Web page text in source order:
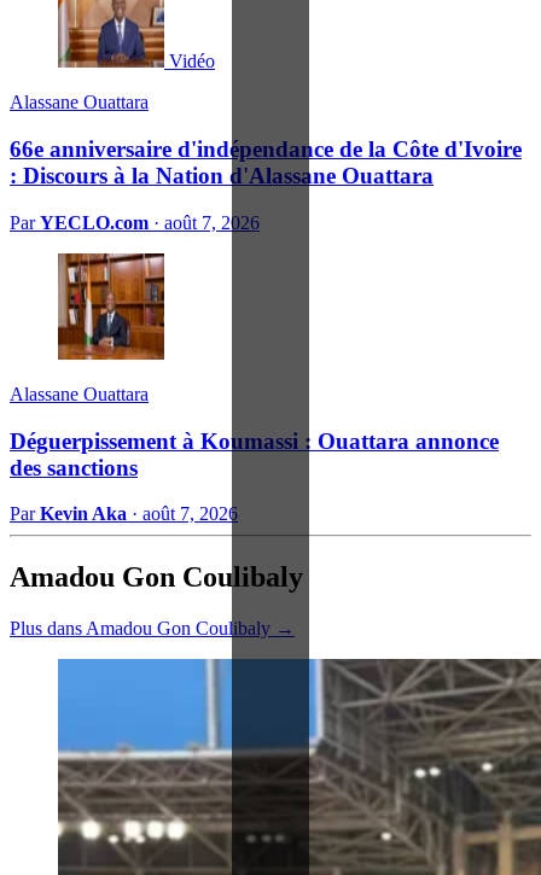
Vidéo
Alassane Ouattara
66e anniversaire d'indépendance de la Côte d'Ivoire
: Discours à la Nation d'Alassane Ouattara
ParYECLO.com · août 7, 2026
Alassane Ouattara
Déguerpissement à Koumassi : Ouattara annonce
des sanctions
ParKevin Aka · août 7, 2026
Amadou Gon Coulibaly
Plus dans Amadou Gon Coulibaly →